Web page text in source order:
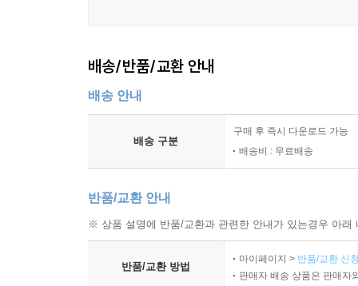
배송/반품/교환 안내
배송 안내
배송 구분
구매 후 즉시 다운로드 가능
배송비 : 무료배송
반품/교환 안내
※ 상품 설명에 반품/교환과 관련한 안내가 있는경우 아
반품/교환 방법
마이페이지 > 반품/교환 신
판매자 배송 상품은 판매자